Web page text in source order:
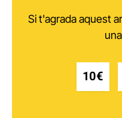
Si t'agrada aquest
10€